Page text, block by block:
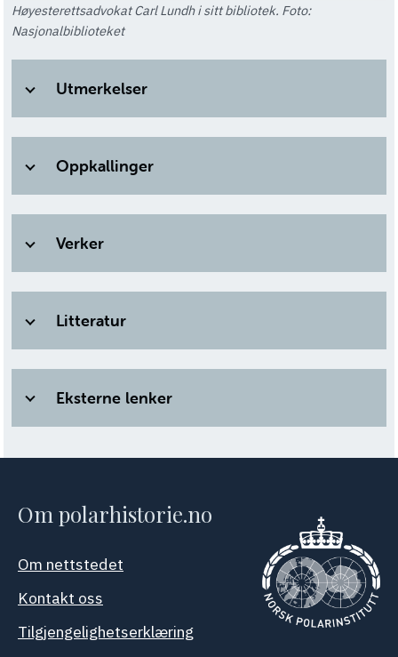
Høyesterettsadvokat Carl Lundh i sitt bibliotek. Foto:
Nasjonalbiblioteket
Utmerkelser
Oppkallinger
Verker
Litteratur
Eksterne lenker
Om polarhistorie.no
Om nettstedet
Kontakt oss
Tilgjengelighetserklæring